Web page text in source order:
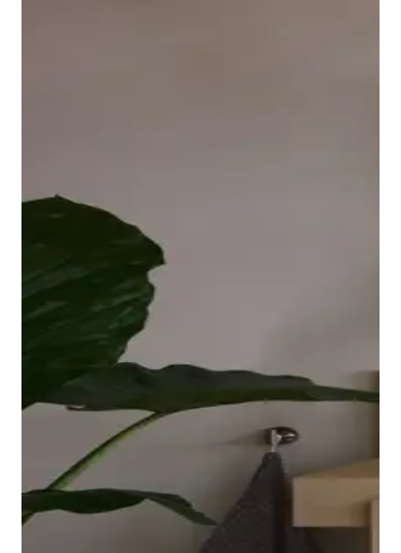
Los grifos adecuados para lavabo, bidé, ducha y
bañera completan la gama de la serie Balcoon. Su
manilla elíptica se integra en el cuerpo del grifo con
un suave arco y resulta muy agradable al tacto.
esquinas y es fácil de limpiar. El interior ergonómico,
disponible en Blanco o Blanco mate, invita a relajarse
Mostrar bañeras